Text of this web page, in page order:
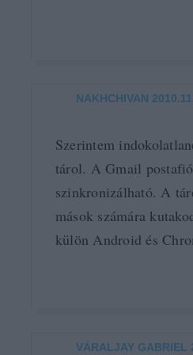
NAKHCHIVAN
Szerintem
tárol. A Gmail
szinkronizálható. A
mások számára
külön Android és
VÁRALJAY GABRIEL